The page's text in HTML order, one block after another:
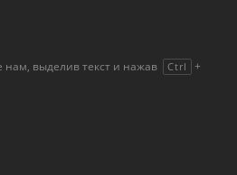
выделив текст и нажав Ctrl +